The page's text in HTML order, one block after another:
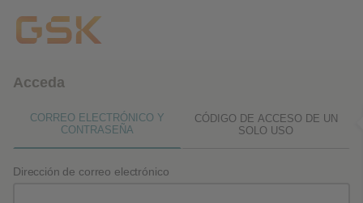
Acceda
CORREO ELECTRÓNICO Y
CONTRASEÑA
CÓDIGO DE ACCESO DE UN
SOLO USO
Dirección de correo electrónico